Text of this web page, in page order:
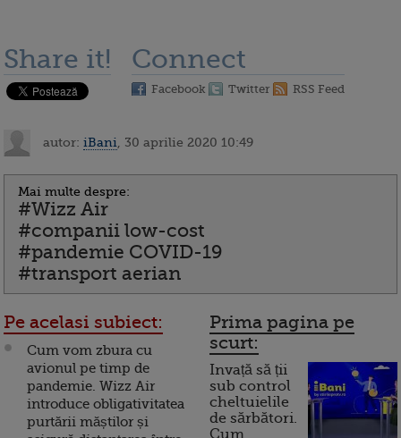
Share it! Connect
Facebook Twitter RSS Feed
autor: iBani , 30 aprilie 2020 10:49
Mai multe despre:
#Wizz Air
#companii low-cost
#pandemie COVID-19
#transport aerian
Pe acelasi subiect:
Cum vom zbura cu
avionul pe timp de
pandemie. Wizz Air
introduce obligativitatea
purtării măștilor și
Prima pagina pe
scurt:
Invață să ții
sub control
cheltuielile
de sărbători.
Cum